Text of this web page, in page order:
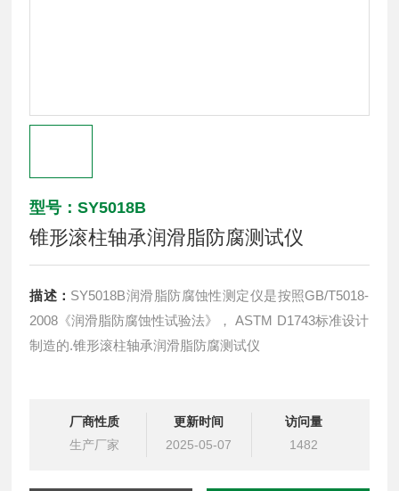
型号：SY5018B
锥形滚柱轴承润滑脂防腐测试仪
描述： SY5018B润滑脂防腐蚀性测定仪是按照GB/T5018-
2008《润滑脂防腐蚀性试验法》， ASTM D1743标准设计
制造的.锥形滚柱轴承润滑脂防腐测试仪
厂商性质
生产厂家
更新时间
2025-05-07
访问量
1482